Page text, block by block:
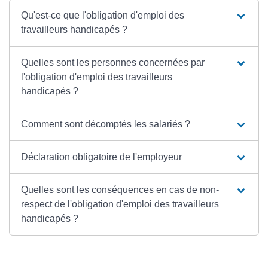
Qu'est-ce que l'obligation d'emploi des
travailleurs handicapés ?
Quelles sont les personnes concernées par
l'obligation d'emploi des travailleurs
handicapés ?
Comment sont décomptés les salariés ?
Déclaration obligatoire de l'employeur
Quelles sont les conséquences en cas de non-
respect de l'obligation d'emploi des travailleurs
handicapés ?